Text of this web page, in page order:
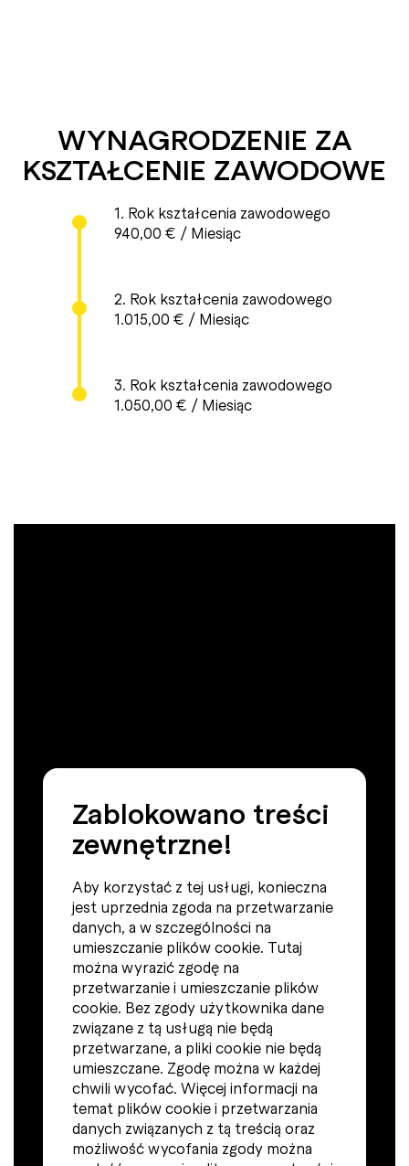
WYNAGRO­DZENIE ZA
KSZTAŁCENIE ZAWODOWE
1. Rok kształcenia zawodowego
940,00 € / Miesiąc
2. Rok kształcenia zawodowego
1.015,00 € / Miesiąc
3. Rok kształcenia zawodowego
1.050,00 € / Miesiąc
Zablokowano treści
zewnętrzne!
Aby korzystać z tej usługi, konieczna
jest uprzednia zgoda na przetwarzanie
danych, a w szczególności na
umieszczanie plików cookie. Tutaj
można wyrazić zgodę na
przetwarzanie i umieszczanie plików
cookie. Bez zgody użytkownika dane
związane z tą usługą nie będą
przetwarzane, a pliki cookie nie będą
umieszczane. Zgodę można w każdej
chwili wycofać. Więcej informacji na
temat plików cookie i przetwarzania
danych związanych z tą treścią oraz
możliwość wycofania zgody można